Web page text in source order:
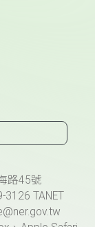
路45號
3126 TANET